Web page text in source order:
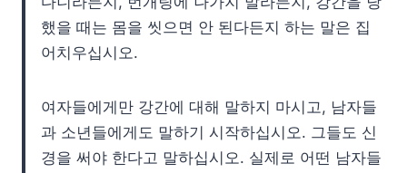
했을 때는 몸을 씻으면 안 된다든지 하는 말은 집
어치우십시오.
여자들에게만 강간에 대해 말하지 마시고, 남자들
과 소년들에게도 말하기 시작하십시오. 그들도 신
경을 써야 한다고 말하십시오. 실제로 어떤 남자들